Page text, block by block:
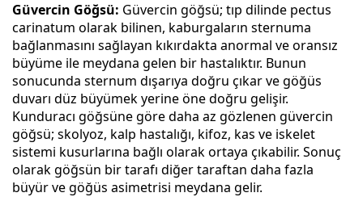
Güvercin Göğsü: Güvercin göğsü; tıp dilinde pectus
carinatum olarak bilinen, kaburgaların sternuma
bağlanmasını sağlayan kıkırdakta anormal ve oransız
büyüme ile meydana gelen bir hastalıktır. Bunun
sonucunda sternum dışarıya doğru çıkar ve göğüs
duvarı düz büyümek yerine öne doğru gelişir.
Kunduracı göğsüne göre daha az gözlenen güvercin
göğsü; skolyoz, kalp hastalığı, kifoz, kas ve iskelet
sistemi kusurlarına bağlı olarak ortaya çıkabilir. Sonuç
olarak göğsün bir tarafı diğer taraftan daha fazla
büyür ve göğüs asimetrisi meydana gelir.